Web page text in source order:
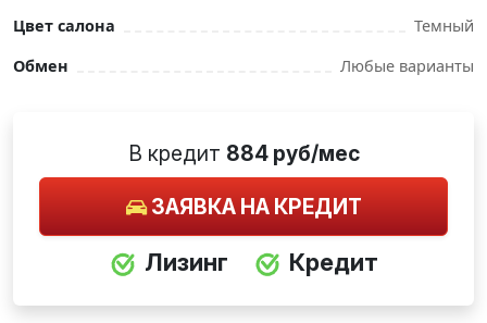
Цвет салона
Темный
Обмен
Любые варианты
В кредит 884 руб/мес
ЗАЯВКА НА КРЕДИТ
Лизинг Кредит